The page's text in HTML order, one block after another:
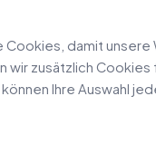
damit unsere
wir zusätzlich
Ihre Auswahl